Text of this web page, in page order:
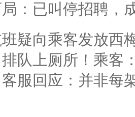
：已叫停招聘，
疑向乘客发放西
队上厕所！乘客
服回应：并非每